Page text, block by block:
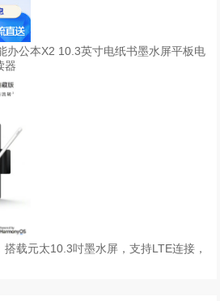
办公本X2 10.3英寸电纸书墨水屏平板电
器
载元太10.3吋墨水屏，支持LTE连接，